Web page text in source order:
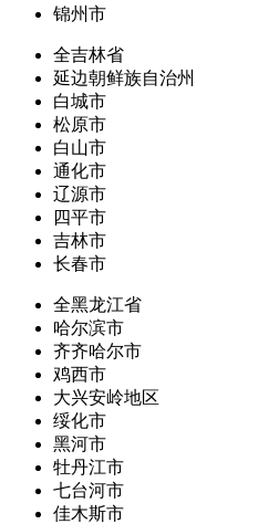
锦州市
全吉林省
延边朝鲜族自治州
白城市
松原市
白山市
通化市
辽源市
四平市
吉林市
长春市
全黑龙江省
哈尔滨市
齐齐哈尔市
鸡西市
大兴安岭地区
绥化市
黑河市
牡丹江市
七台河市
佳木斯市